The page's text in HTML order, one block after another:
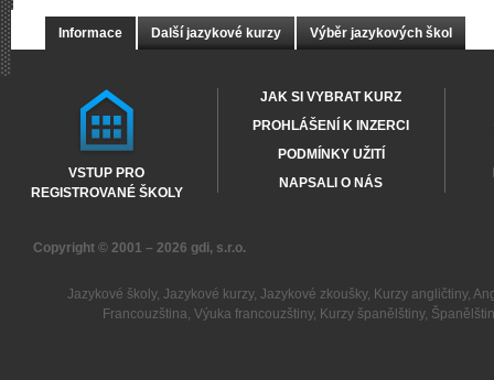
Informace Další jazykové kurzy Výběr jazykových škol
VSTUP PRO
REGISTROVANÉ ŠKOLY
JAK SI VYBRAT KURZ
PROHLÁŠENÍ K INZERCI
PODMÍNKY UŽITÍ
NAPSALI O NÁS
Copyright © 2001 – 2026 gdi, s.r.o.
Jazykové školy, Jazykové kurzy, Jazykové zkoušky, Kurzy angličtiny,
Francouzština,Výuka francouzštiny, Kurzy španělštiny,